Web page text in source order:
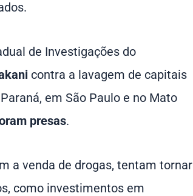
de Investigações do
contra a lavagem de capitais
em São Paulo e no Mato
presas.
a venda de drogas, tentam tornar
como investimentos em